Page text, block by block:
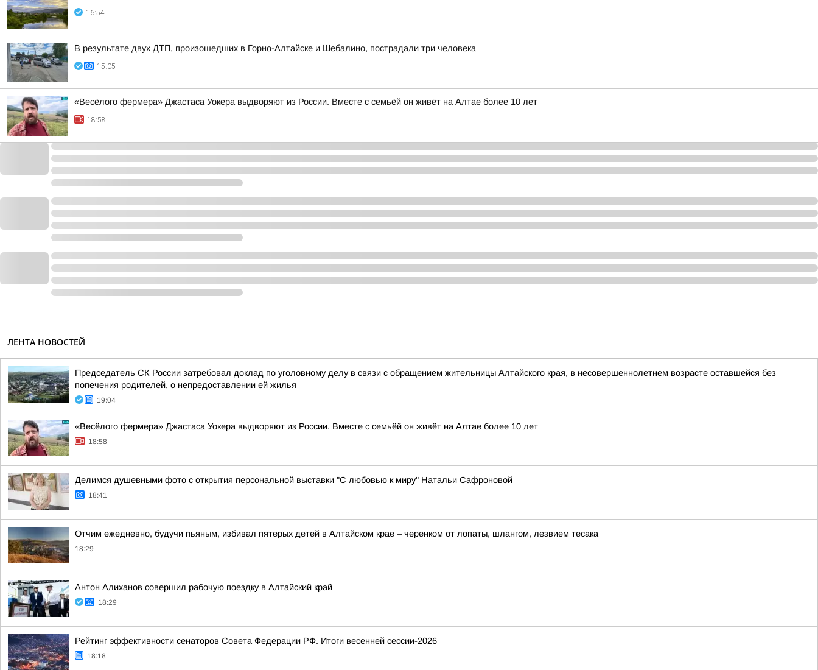
16:54
В результате двух ДТП, произошедших в Горно-Алтайске и Шебалино, пострадали три человека
15:05
«Весёлого фермера» Джастаса Уокера выдворяют из России. Вместе с семьёй он живёт на Алтае более 10 лет
18:58
ЛЕНТА НОВОСТЕЙ
Председатель СК России затребовал доклад по уголовному делу в связи с обращением жительницы Алтайского края, в несовершеннолетнем возрасте оставшейся без
попечения родителей, о непредоставлении ей жилья
19:04
«Весёлого фермера» Джастаса Уокера выдворяют из России. Вместе с семьёй он живёт на Алтае более 10 лет
18:58
Делимся душевными фото с открытия персональной выставки "С любовью к миру" Натальи Сафроновой
18:41
Отчим ежедневно, будучи пьяным, избивал пятерых детей в Алтайском крае – черенком от лопаты, шлангом, лезвием тесака
18:29
Антон Алиханов совершил рабочую поездку в Алтайский край
18:29
Рейтинг эффективности сенаторов Совета Федерации РФ. Итоги весенней сессии-2026
18:18